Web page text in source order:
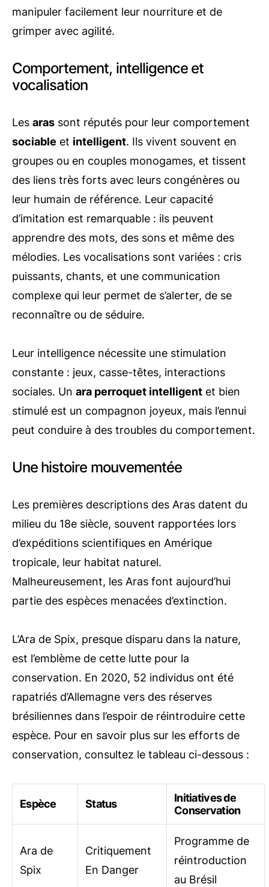
manipuler facilement leur nourriture et de
grimper avec agilité.
Comportement, intelligence et
vocalisation
Les aras sont réputés pour leur comportement
sociable et intelligent. Ils vivent souvent en
groupes ou en couples monogames, et tissent
des liens très forts avec leurs congénères ou
leur humain de référence. Leur capacité
d’imitation est remarquable : ils peuvent
apprendre des mots, des sons et même des
mélodies. Les vocalisations sont variées : cris
puissants, chants, et une communication
complexe qui leur permet de s’alerter, de se
reconnaître ou de séduire.
Leur intelligence nécessite une stimulation
constante : jeux, casse-têtes, interactions
sociales. Un ara perroquet intelligent et bien
stimulé est un compagnon joyeux, mais l’ennui
peut conduire à des troubles du comportement.
Une histoire mouvementée
Les premières descriptions des Aras datent du
milieu du 18e siècle, souvent rapportées lors
d’expéditions scientifiques en Amérique
tropicale, leur habitat naturel.
Malheureusement, les Aras font aujourd’hui
partie des espèces menacées d’extinction.
L’Ara de Spix, presque disparu dans la nature,
est l’emblème de cette lutte pour la
conservation. En 2020, 52 individus ont été
rapatriés d’Allemagne vers des réserves
brésiliennes dans l’espoir de réintroduire cette
espèce. Pour en savoir plus sur les efforts de
conservation, consultez le tableau ci-dessous :
Espèce Status
Initiatives de
Conservation
Ara de
Spix
Critiquement
En Danger
Programme de
réintroduction
au Brésil